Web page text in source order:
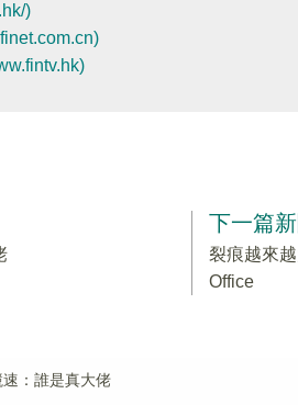
)
下一篇
裂痕越來
Office
：誰是真大佬